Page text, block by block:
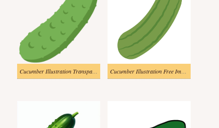
Cucumber Illustration Transparent (3) Cucumber Illustration Free Image